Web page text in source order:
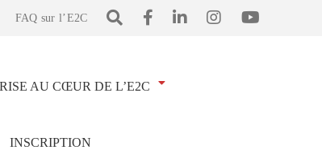
FAQ sur l’E2C
AU CŒUR DE L’E2C
INSCRIPTION